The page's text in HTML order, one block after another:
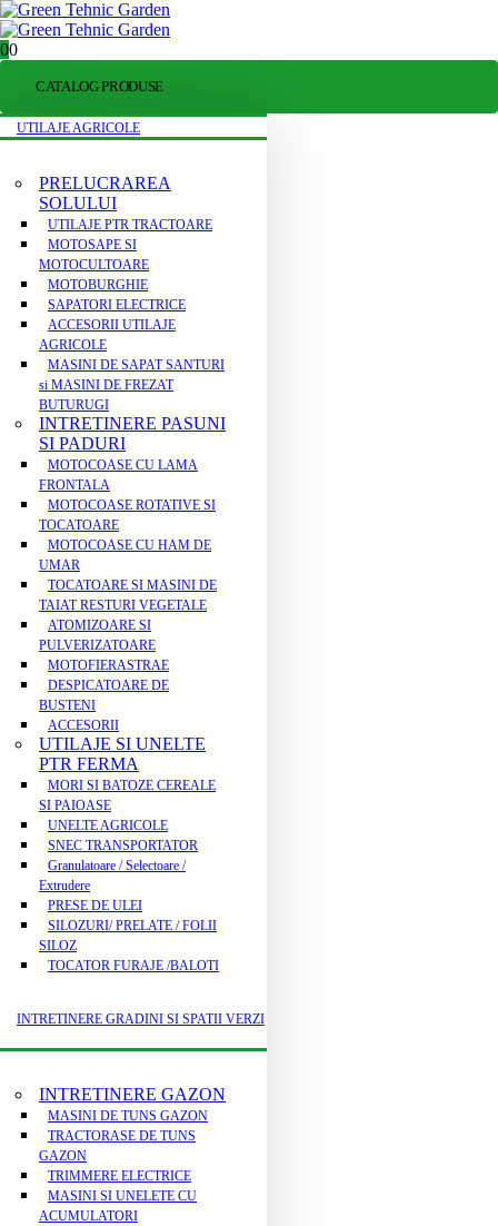
00
CATALOG PRODUSE
UTILAJE AGRICOLE
PRELUCRAREA
SOLULUI
UTILAJE PTR TRACTOARE
MOTOSAPE SI
MOTOCULTOARE
MOTOBURGHIE
SAPATORI ELECTRICE
ACCESORII UTILAJE
AGRICOLE
MASINI DE SAPAT SANTURI
si MASINI DE FREZAT
BUTURUGI
INTRETINERE PASUNI
SI PADURI
MOTOCOASE CU LAMA
FRONTALA
MOTOCOASE ROTATIVE SI
TOCATOARE
MOTOCOASE CU HAM DE
UMAR
TOCATOARE SI MASINI DE
TAIAT RESTURI VEGETALE
ATOMIZOARE SI
PULVERIZATOARE
MOTOFIERASTRAE
DESPICATOARE DE
BUSTENI
ACCESORII
UTILAJE SI UNELTE
PTR FERMA
MORI SI BATOZE CEREALE
SI PAIOASE
UNELTE AGRICOLE
SNEC TRANSPORTATOR
Granulatoare / Selectoare /
Extrudere
PRESE DE ULEI
SILOZURI/ PRELATE / FOLII
SILOZ
TOCATOR FURAJE /BALOTI
INTRETINERE GRADINI SI SPATII VERZI
INTRETINERE GAZON
MASINI DE TUNS GAZON
TRACTORASE DE TUNS
GAZON
TRIMMERE ELECTRICE
MASINI SI UNELETE CU
ACUMULATORI